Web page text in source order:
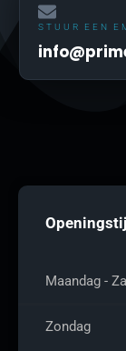
STUUR EEN
Maandag -
Zondag